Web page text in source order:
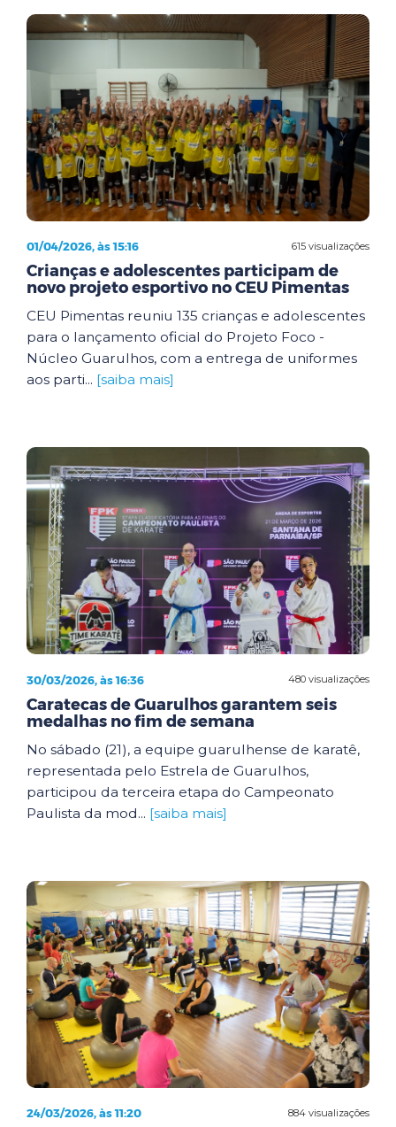
615 visualizações
01/04/2026, às 15:16
Crianças e adolescentes participam de
novo projeto esportivo no CEU Pimentas
CEU Pimentas reuniu 135 crianças e adolescentes
para o lançamento oficial do Projeto Foco -
Núcleo Guarulhos, com a entrega de uniformes
aos parti... [saiba mais]
480 visualizações
30/03/2026, às 16:36
Caratecas de Guarulhos garantem seis
medalhas no fim de semana
No sábado (21), a equipe guarulhense de karatê,
representada pelo Estrela de Guarulhos,
participou da terceira etapa do Campeonato
Paulista da mod... [saiba mais]
884 visualizações
24/03/2026, às 11:20